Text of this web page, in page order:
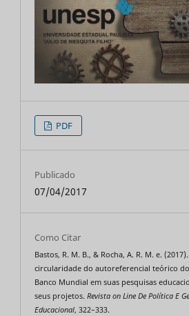
PDF
Publicado
07/04/2017
Como Citar
Bastos, R. M. B., & Rocha, A. R. M. e.
circularidade do autoreferencial teórico do
Banco Mundial em suas pesquisas
seus projetos.Revista on Line De Política E
Educacional, 322–333.